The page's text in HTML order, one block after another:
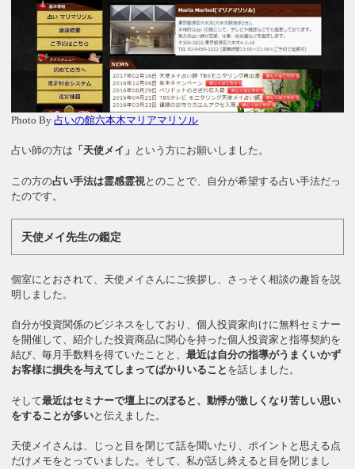
Photo By占いの館六本木マリアマリソル
占い師の方は 「天使メイ」 という方にお願いしました。
この方の占い手法は霊感霊視とのことで、自分が希望する占い手法だっ
たのです。
天使メイ先生の鑑定
個室にとおされて、天使メイさんにご挨拶し、さっそく相談の趣旨を説
明しました。
自分が投資関係のビジネスをしており、個人投資家向けに無料セミナー
を開催して、紹介した投資商品に関心を持った個人投資家と指導契約を
結び、毎月手数料を得ていたことと、最近は自分の指導がうまくいかず
お客様に損失を与えてしまってばかりいること を話しました。
そして最近はセミナーで壇上にのぼると、動悸が激しくなり苦しい思い
をすることが多いと伝えました。
天使メイさんは、じっと目を閉じて話を聞いたり、ポイントと思える点
だけメモをとっていました。そして、私が話し終えると目を閉じまし